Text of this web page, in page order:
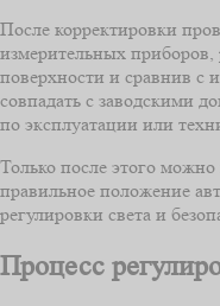
После корректировки
измерительных
поверхности и сравнив с
совпадать с заводскими
по эксплуатации или
Только после этого можно
правильное положение
регулировки света и
Процесс